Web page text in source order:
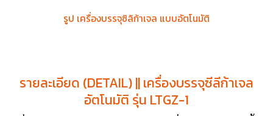
รูป เครื่องบรรจุซิลิก้าเจล แบบอัตโนมัติ
รายละเอียด (DETAIL) || เครื่องบรรจุซีลีก้าเจล
อัตโนมัติ รุ่น LTGZ-1